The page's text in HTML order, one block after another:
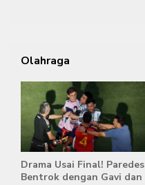
Olahraga
Drama Usai Final! Paredes
Bentrok dengan Gavi dan